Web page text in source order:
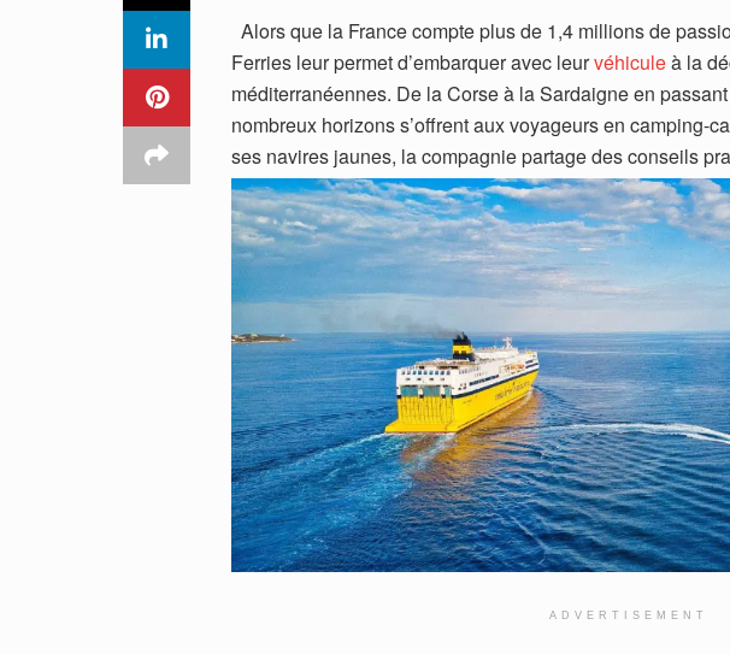
Alors que la France compte plus de 1,4 millions de
Ferries leur permet d’embarquer avec leurvéhiculeà la
méditerranéennes. De la Corse à la Sardaigne en
nombreux horizons s’offrent aux voyageurs en camping-
ses navires jaunes, la compagnie partage des conseils
ADVERTISEMENT